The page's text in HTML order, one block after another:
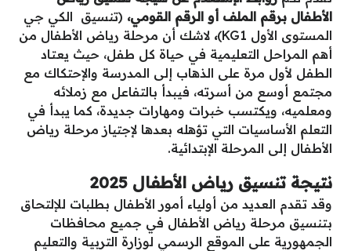
الأطفال برقم الملف أو الرقم القومي، (تنسيق الكي جي
المستوى الأول KG1)
، لاشك أن مرحلة رياض الأطفال من
أهم المراحل التعليمية في حياة كل طفل، حيث يعتاد
الطفل لأول مرة على الذهاب إلى المدرسة والإحتكاك مع
مجتمع أوسع من أسرته، فيبدأ بالتفاعل مع زملائه
ومعلميه، ويكتسب خبرات ومهارات جديدة، كما يبدأ في
التعلم الأساسيات التي تؤهله بعدها لإجتياز مرحلة رياض
الأطفال إلى المرحلة الإبتدائية.
نتيجة تنسيق رياض الأطفال 2025
وقد تقدم العديد من أولياء أمور الأطفال بطلبات للإلتحاق
بتنسيق مرحلة رياض الأطفال في جميع محافظات
الجمهورية على الموقع الرسمي لوزارة التربية والتعليم